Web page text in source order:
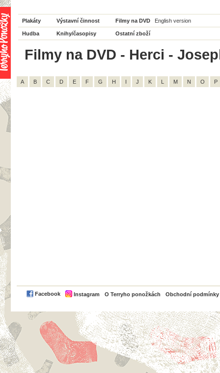
Plakáty Výstavní činnost Filmy na DVD English version
Hudba Knihy/časopisy Ostatní zboží
Filmy na DVD - Herci -
A B C D E F G H I J K L M N O P
Facebook Instagram O Terryho ponožkách Obchodní podmínky
PayPal